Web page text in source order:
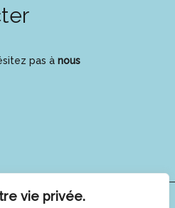
vie privée.
pas à nous